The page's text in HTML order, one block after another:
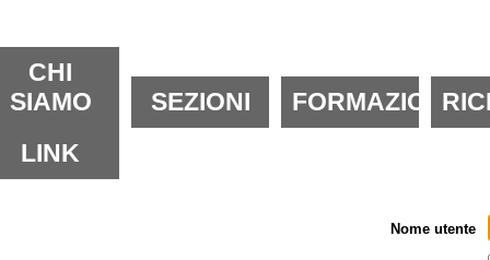
CHI
SIAMO
SEZIONI FORMAZIONE
LINK
Nome utente